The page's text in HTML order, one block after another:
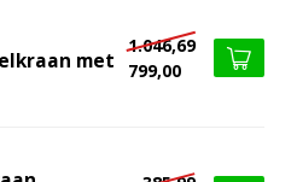
met
1.046,69
799,00